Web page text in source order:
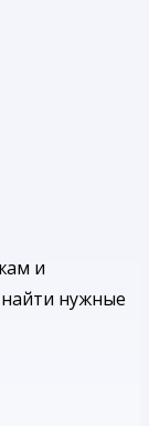
и
нужные